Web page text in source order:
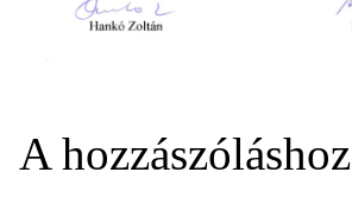
A hozzászóláshoz